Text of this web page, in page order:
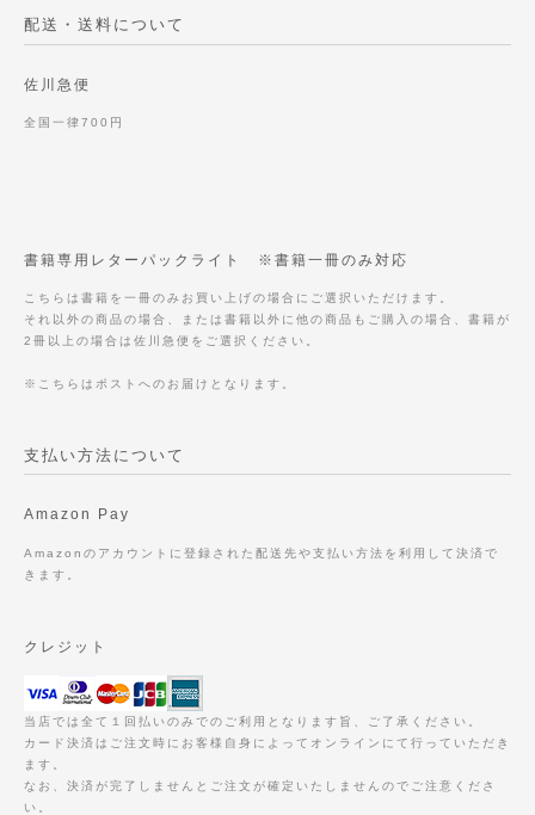
配送・送料について
佐川急便
全国一律700円
書籍専用レターパックライト ※書籍一冊のみ対応
こちらは書籍を一冊のみお買い上げの場合にご選択いただけます。
それ以外の商品の場合、または書籍以外に他の商品もご購入の場合、書籍が
2冊以上の場合は佐川急便をご選択ください。
※こちらはポストへのお届けとなります。
支払い方法について
Amazon Pay
Amazonのアカウントに登録された配送先や支払い方法を利用して決済で
きます。
クレジット
当店では全て１回払いのみでのご利用となります旨、ご了承ください。
カード決済はご注文時にお客様自身によってオンラインにて行っていただき
ます。
なお、決済が完了しませんとご注文が確定いたしませんのでご注意くださ
い。